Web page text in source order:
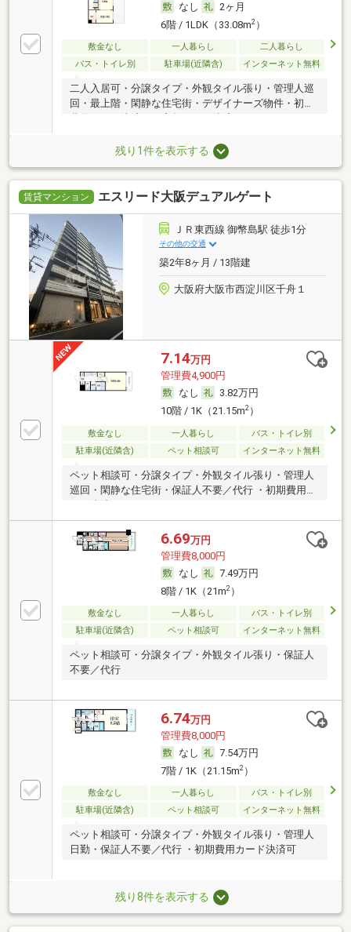
なし
2ヶ月
6階 / 1LDK（33.08m2）
敷金なし 一人暮らし
二人暮らし
バス・トイレ別
駐車場(近隣含) インターネット無料
二人入居可・分譲タイプ・外観タイル張り・管理人巡
回・最上階・閑静な住宅街・デザイナーズ物件・初期
残り1件を表示する
賃貸マンション エスリード大阪デュアルゲート
ＪＲ東西線 御幣島駅 徒歩1分
その他の交通
築2年8ヶ月 / 13階建
大阪府大阪市西淀川区千舟１
7.14万円
管理費4,900円
なし
3.82万円
10階 / 1K（21.15m2）
敷金なし 一人暮らし
バス・トイレ別
駐車場(近隣含)
ペット相談可 インターネット無料
ペット相談可・分譲タイプ・外観タイル張り・管理人
巡回・閑静な住宅街・保証人不要／代行 ・初期費用カ
ード決済可
6.69万円
管理費8,000円
なし
7.49万円
8階 / 1K（21m2）
敷金なし 一人暮らし
バス・トイレ別
駐車場(近隣含)
ペット相談可 インターネット無料
ペット相談可・分譲タイプ・外観タイル張り・保証人
不要／代行
6.74万円
管理費8,000円
なし
7.54万円
7階 / 1K（21.15m2）
敷金なし 一人暮らし
バス・トイレ別
駐車場(近隣含)
ペット相談可 インターネット無料
ペット相談可・分譲タイプ・外観タイル張り・管理人
日勤・保証人不要／代行 ・初期費用カード決済可
残り8件を表示する